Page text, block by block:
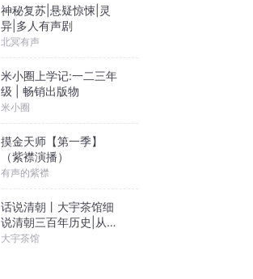
神秘复苏|悬疑惊悚|灵
异|多人有声剧
北冥有声
米小圈上学记:一二三年
级 | 畅销出版物
米小圈
摸金天师【第一季】
（紫襟演播）
有声的紫襟
话说清朝丨大宇茶馆细
说清朝三百年历史|从努
尔哈赤到末代皇帝溥仪|
大宇茶馆